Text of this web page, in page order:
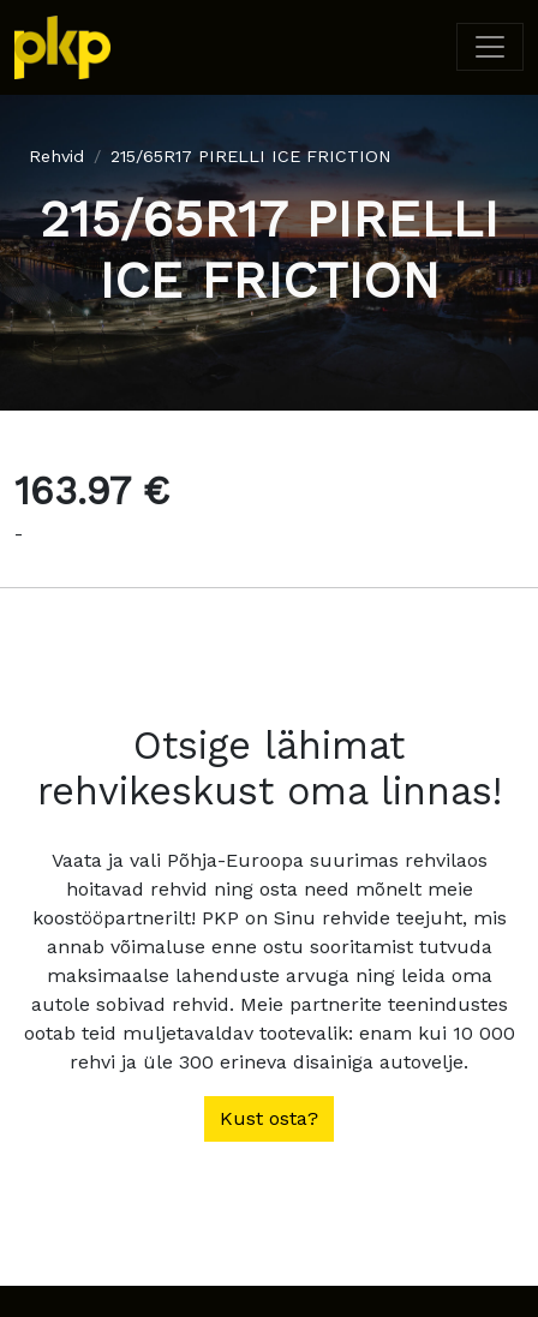
Rehvid 215/65R17 PIRELLI ICE FRICTION
215/65R17 PIRELLI
ICE FRICTION
163.97 €
-
Otsige lähimat
rehvikeskust oma linnas!
Vaata ja vali Põhja-Euroopa suurimas rehvilaos
hoitavad rehvid ning osta need mõnelt meie
koostööpartnerilt! PKP on Sinu rehvide teejuht, mis
annab võimaluse enne ostu sooritamist tutvuda
maksimaalse lahenduste arvuga ning leida oma
autole sobivad rehvid. Meie partnerite teenindustes
ootab teid muljetavaldav tootevalik: enam kui 10 000
rehvi ja üle 300 erineva disainiga autovelje.
Kust osta?